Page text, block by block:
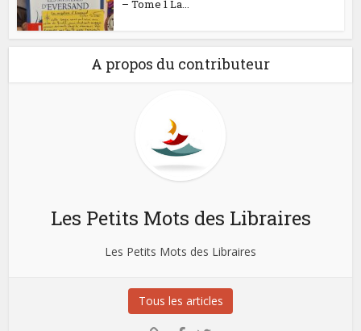
– Tome 1 La...
A propos du contributeur
Les Petits Mots des Libraires
Les Petits Mots des Libraires
Tous les articles